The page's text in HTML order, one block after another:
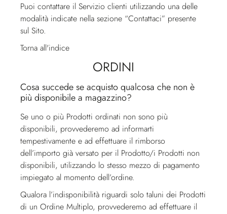
Puoi contattare il Servizio clienti utilizzando una delle
modalità indicate nella sezione “Contattaci” presente
sul Sito.
Torna all'indice
ORDINI
Cosa succede se acquisto qualcosa che non è
più disponibile a magazzino?
Se uno o più Prodotti ordinati non sono più
disponibili, provvederemo ad informarti
tempestivamente e ad effettuare il rimborso
dell’importo già versato per il Prodotto/i Prodotti non
disponibili, utilizzando lo stesso mezzo di pagamento
impiegato al momento dell’ordine.
Qualora l’indisponibilità riguardi solo taluni dei Prodotti
di un Ordine Multiplo, provvederemo ad effettuare il